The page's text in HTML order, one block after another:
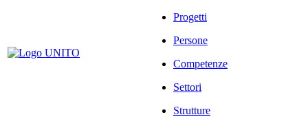
Progetti
Persone
Competenze
Settori
Strutture